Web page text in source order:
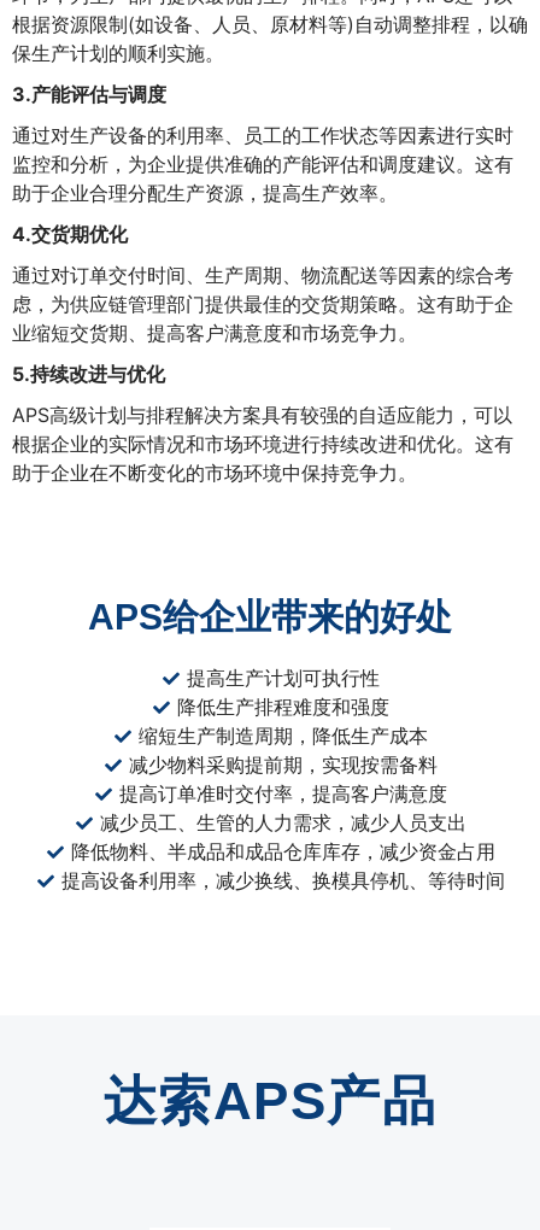
根据资源限制(如设备、人员、原材料等)自动调整排程，以确
保生产计划的顺利实施。
3.产能评估与调度
通过对生产设备的利用率、员工的工作状态等因素进行实时
监控和分析，为企业提供准确的产能评估和调度建议。这有
助于企业合理分配生产资源，提高生产效率。
4.交货期优化
通过对订单交付时间、生产周期、物流配送等因素的综合考
虑，为供应链管理部门提供最佳的交货期策略。这有助于企
业缩短交货期、提高客户满意度和市场竞争力。
5.持续改进与优化
APS高级计划与排程解决方案具有较强的自适应能力，可以
根据企业的实际情况和市场环境进行持续改进和优化。这有
助于企业在不断变化的市场环境中保持竞争力。
APS给企业带来的好处
提高生产计划可执行性
降低生产排程难度和强度
缩短生产制造周期，降低生产成本
减少物料采购提前期，实现按需备料
提高订单准时交付率，提高客户满意度
减少员工、生管的人力需求，减少人员支出
降低物料、半成品和成品仓库库存，减少资金占用
提高设备利用率，减少换线、换模具停机、等待时间
达索APS产品